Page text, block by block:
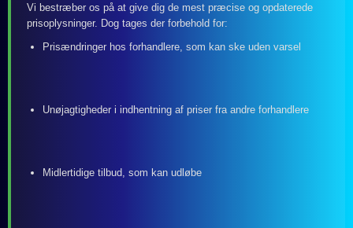
Vi bestræber os på at give dig de mest præcise og opdaterede
prisoplysninger. Dog tages der forbehold for:
Prisændringer hos forhandlere, som kan ske uden varsel
Unøjagtigheder i indhentning af priser fra andre forhandlere
Midlertidige tilbud, som kan udløbe